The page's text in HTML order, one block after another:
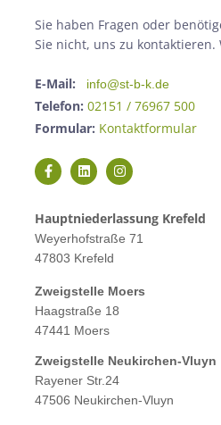
Sie haben Fragen oder
Sie nicht, uns zu
E-Mail: info@st-b-k.de
Telefon: 02151 / 76967 500
Formular: Kontaktformular
Hauptniederlassung Krefeld
Weyerhofstraße 71
47803 Krefeld
Zweigstelle Moers
Haagstraße 18
47441 Moers
Zweigstelle Neukirchen-Vluyn
Rayener Str.24
47506 Neukirchen-Vluyn